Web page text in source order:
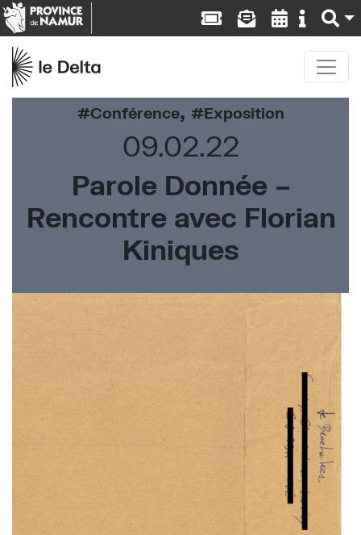
Conférence, Exposition
09.02.22
Parole Donnée –
Rencontre avec Florian
Kiniques